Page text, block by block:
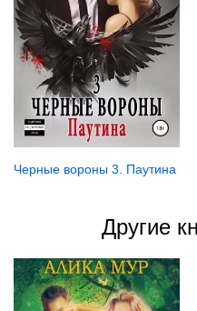
Черные вороны 3. Паутина
Другие